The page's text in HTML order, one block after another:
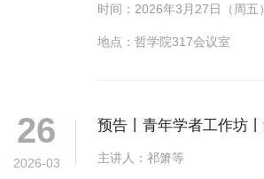
研究
时间：2026年3月27日（周五
地点：哲学院317会议室
26
2026-03
预告丨青年学者工作坊
范性
主讲人：祁箫等